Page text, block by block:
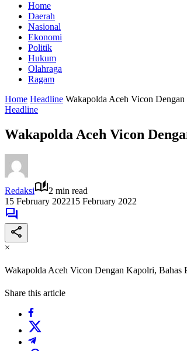
Home
Daerah
Nasional
Ekonomi
Politik
Hukum
Olahraga
Ragam
Home Headline Wakapolda Aceh Vicon
Headline
Wakapolda Aceh Vicon
Redaksi
2 min read
15 February 202215 February 2022
×
Wakapolda Aceh Vicon Dengan Kapolri, Bahas
Share this article